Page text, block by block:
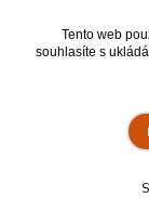
Tento web
souhlasíte s